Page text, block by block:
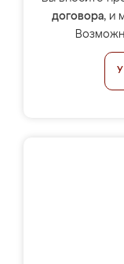
договора, и